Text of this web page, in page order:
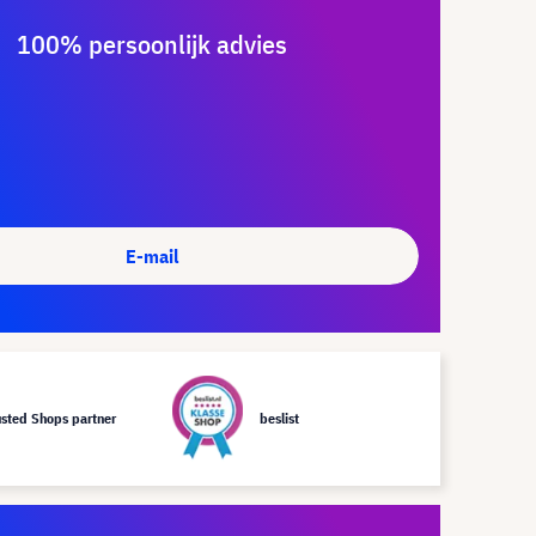
100% persoonlijk advies
E-mail
Shops partner beslist